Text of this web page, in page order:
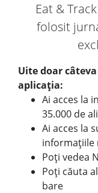
Eat &
folosit
Uite doar
aplicația:
Ai acces la
35.000 de
Ai acces la
informațiile
Poți vedea
Poți căuta
bare